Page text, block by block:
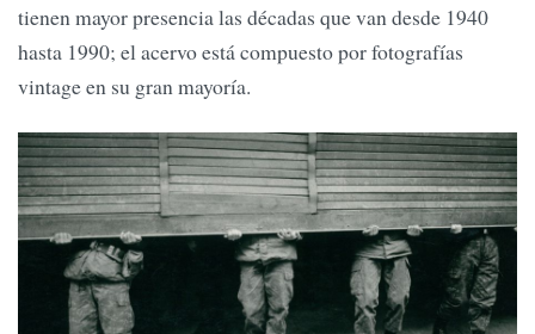
tienen mayor presencia las décadas que van desde 1940
hasta 1990; el acervo está compuesto por fotografías
vintage en su gran mayoría.